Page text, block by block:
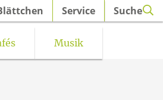
Musik
Service Suche